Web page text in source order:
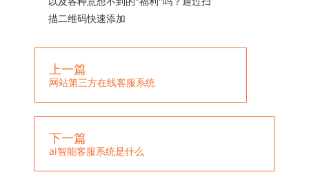
描二维码快速添加
上一篇
网站第三方在线客服系统
下一篇
ai智能客服系统是什么